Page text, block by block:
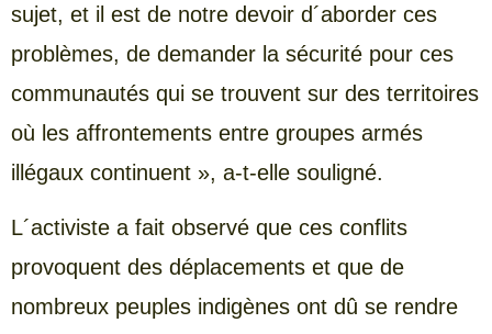
sujet, et il est de notre devoir d´aborder ces
problèmes, de demander la sécurité pour ces
communautés qui se trouvent sur des territoires
où les affrontements entre groupes armés
illégaux continuent », a-t-elle souligné.
L´activiste a fait observé que ces conflits
provoquent des déplacements et que de
nombreux peuples indigènes ont dû se rendre